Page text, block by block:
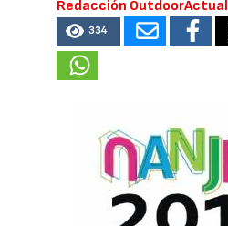
Redacción OutdoorActual
334